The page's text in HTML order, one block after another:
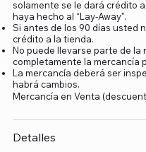
solamente se le dará crédito
haya hecho al “Lay-Away".
Si antes de los 90 días usted
crédito a la tienda.
No puede llevarse parte de la
completamente la mercancía
La mercancía deberá ser
habrá cambios.
Mercancía en Venta
Detalles